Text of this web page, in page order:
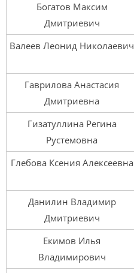
Богатов Максим
Дмитриевич
Валеев Леонид Николаевич
Гаврилова Анастасия
Дмитриевна
Гизатуллина Регина
Рустемовна
Глебова Ксения Алексеевна
Данилин Владимир
Дмитриевич
Екимов Илья
Владимирович